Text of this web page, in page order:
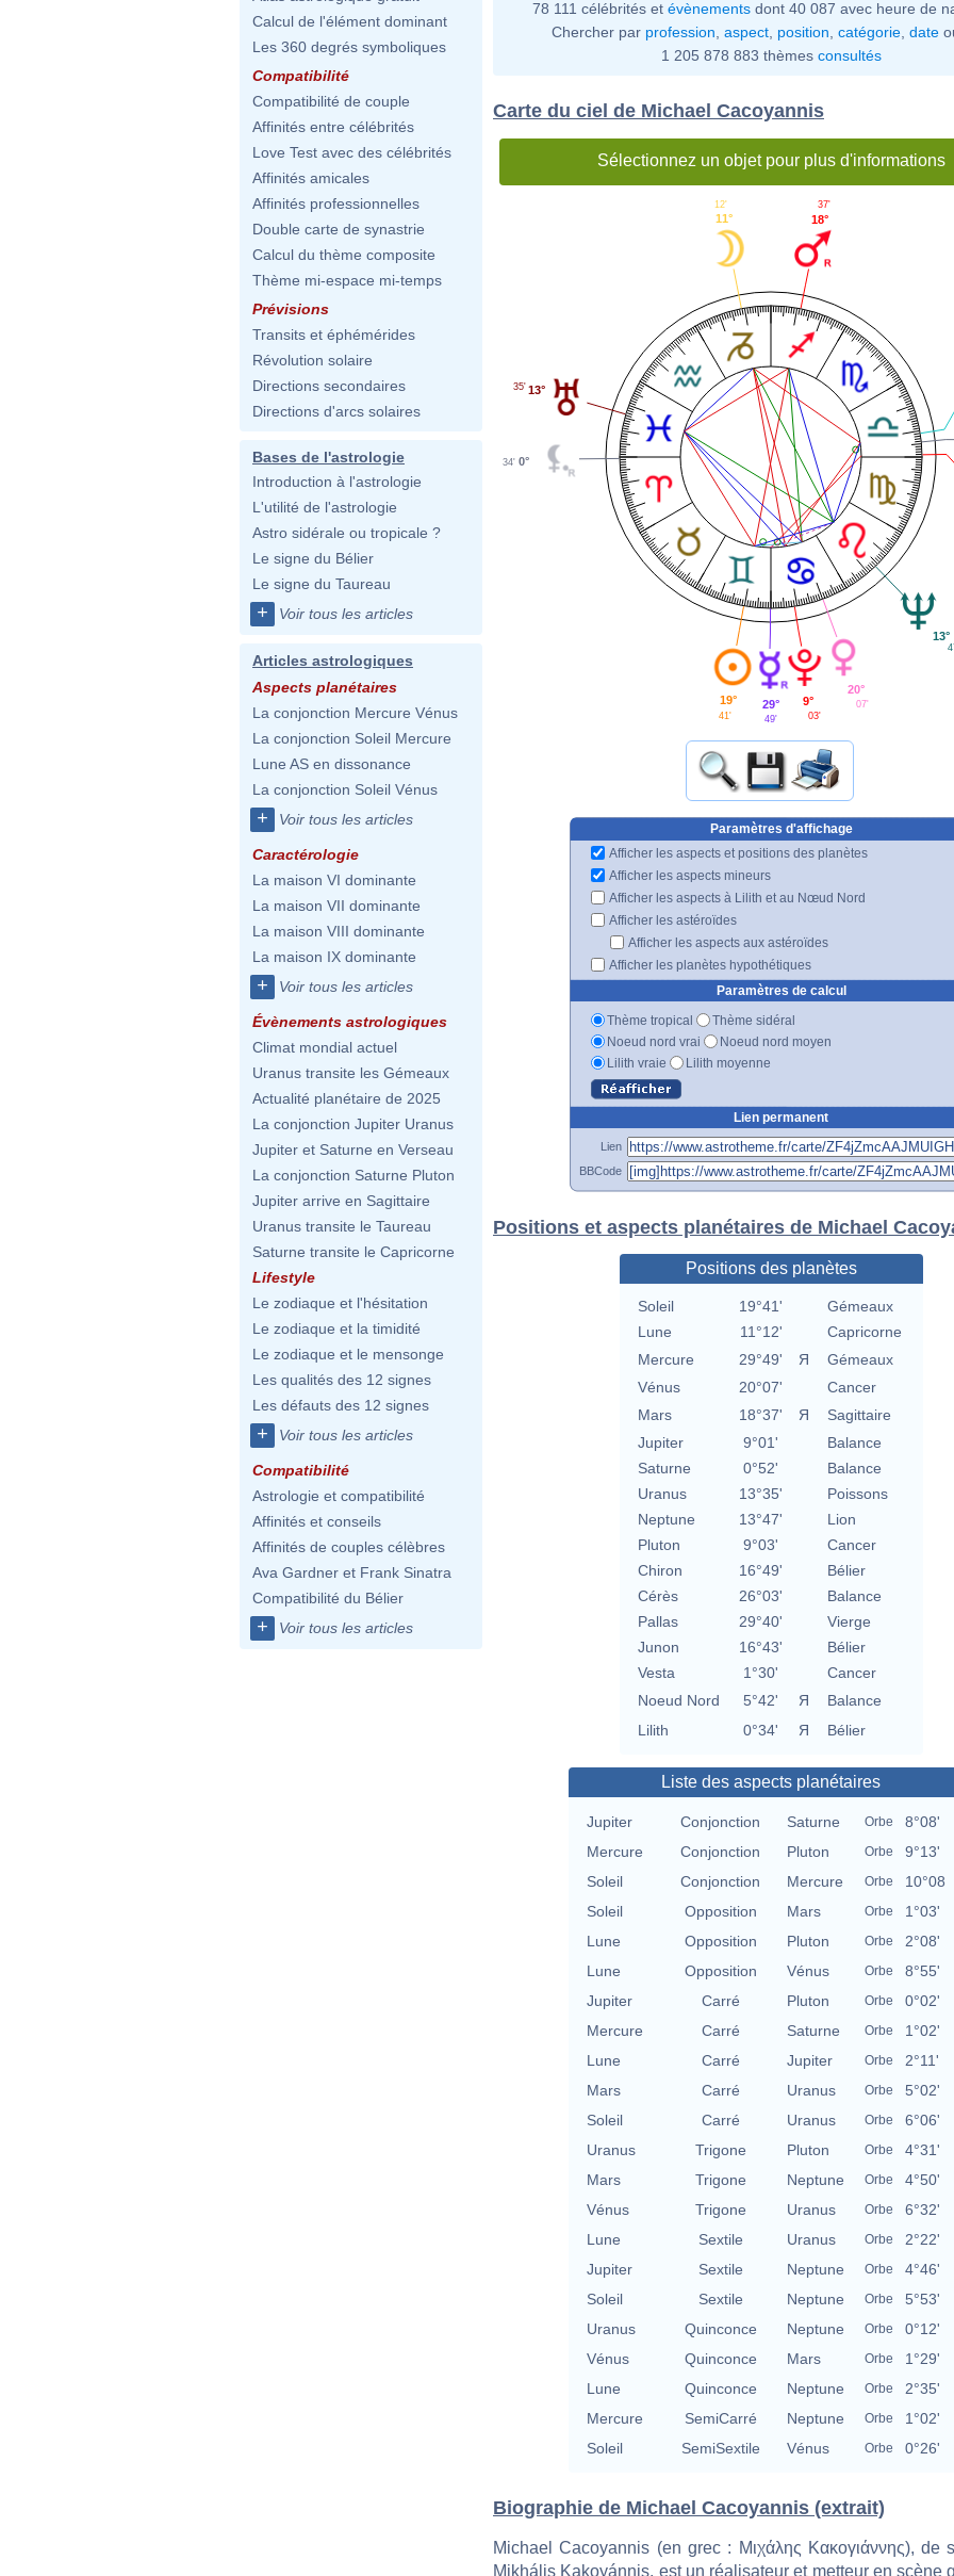
Calcul de l'élément dominant
Les 360 degrés symboliques
Compatibilité
Compatibilité de couple
Affinités entre célébrités
Love Test avec des célébrités
Affinités amicales
Affinités professionnelles
Double carte de synastrie
Calcul du thème composite
Thème mi-espace mi-temps
Prévisions
Transits et éphémérides
Révolution solaire
Directions secondaires
Directions d'arcs solaires
Bases de l'astrologie
Introduction à l'astrologie
L'utilité de l'astrologie
Astro sidérale ou tropicale ?
Le signe du Bélier
Le signe du Taureau
+ Voir tous les articles
Articles astrologiques
Aspects planétaires
La conjonction Mercure Vénus
La conjonction Soleil Mercure
Lune AS en dissonance
La conjonction Soleil Vénus
+ Voir tous les articles
Caractérologie
La maison VI dominante
La maison VII dominante
La maison VIII dominante
La maison IX dominante
+ Voir tous les articles
Évènements astrologiques
Climat mondial actuel
Uranus transite les Gémeaux
Actualité planétaire de 2025
La conjonction Jupiter Uranus
Jupiter et Saturne en Verseau
La conjonction Saturne Pluton
Jupiter arrive en Sagittaire
Uranus transite le Taureau
Saturne transite le Capricorne
Lifestyle
Le zodiaque et l'hésitation
Le zodiaque et la timidité
Le zodiaque et le mensonge
Les qualités des 12 signes
Les défauts des 12 signes
+ Voir tous les articles
Compatibilité
Astrologie et compatibilité
Affinités et conseils
Affinités de couples célèbres
Ava Gardner et Frank Sinatra
Compatibilité du Bélier
+ Voir tous les articles
78 111 célébrités et évènements dont 40 087 avec heure de
Chercher par profession aspect position catégorie date
1 205 878 883 thèmes consultés
Carte du ciel de Michael Cacoyannis
Sélectionnez un objet pour plus d'informations
18°
37'
11°
12'
13°
35'
0°
34'
19°
41'
29°
49'
9°
03'
20°
07'
13°
Paramètres d'affichage
Afficher les aspects et positions des planètes
Afficher les aspects mineurs
Afficher les aspects à Lilith et au Nœud Nord
Afficher les astéroïdes
Afficher les aspects aux astéroïdes
Afficher les planètes hypothétiques
Paramètres de calcul
Thème tropical
Thème sidéral
Noeud nord vrai
Noeud nord moyen
Lilith vraie
Lilith moyenne
Lien permanent
Lien
BBCode
Positions et aspects planétaires de Michael
Positions des planètes
Soleil 19°41'
Gémeaux
Lune
11°12'
Capricorne
Mercure
29°49' Я
Gémeaux
Vénus
20°07'
Cancer
Mars
18°37' Я
Sagittaire
Jupiter
9°01'
Balance
Saturne
0°52'
Balance
Uranus
13°35'
Poissons
Neptune
13°47'
Lion
Pluton
9°03'
Cancer
Chiron
16°49'
Bélier
Cérès
26°03'
Balance
Pallas
29°40'
Vierge
Junon
16°43'
Bélier
Vesta
1°30'
Cancer
Noeud Nord
5°42' Я
Balance
Lilith
0°34' Я Bélier
Liste des aspects planétaires
Jupiter Conjonction Saturne Orbe
8°08'
Mercure
Conjonction Pluton Orbe
9°13'
Soleil
Conjonction Mercure Orbe
10°08
Soleil
Opposition Mars Orbe
1°03'
Lune
Opposition Pluton Orbe
2°08'
Lune
Opposition Vénus Orbe
8°55'
Jupiter
Carré Pluton Orbe
0°02'
Mercure
Carré Saturne Orbe
1°02'
Lune
Carré Jupiter Orbe
2°11'
Mars
Carré Uranus Orbe
5°02'
Soleil
Carré Uranus Orbe
6°06'
Uranus
Trigone Pluton Orbe
4°31'
Mars
Trigone Neptune Orbe
4°50'
Vénus
Trigone Uranus Orbe
6°32'
Lune
Sextile Uranus Orbe
2°22'
Jupiter
Sextile Neptune Orbe
4°46'
Soleil
Sextile Neptune Orbe
5°53'
Uranus
Quinconce Neptune Orbe
0°12'
Vénus
Quinconce Mars Orbe
1°29'
Lune
Quinconce Neptune Orbe
2°35'
Mercure
SemiCarré Neptune Orbe
1°02'
Soleil
SemiSextile Vénus Orbe 0°26'
Biographie de Michael Cacoyannis (extrait)
Michael Cacoyannis (en grec : Μιχάλης Κακογιάννης), de
Mikhális Kakoyánnis, est un réalisateur et metteur en scène